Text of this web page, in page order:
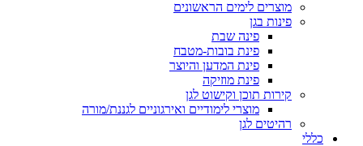
מוצרים לימים הראשונים
פינות בגן
פינה שבת
פינת בובות-מטבח
פינת המדען והיוצר
פינת מוזיקה
קירות תוכן וקישוט לגן
מוצרי לימודיים ואירגוניים לגננת/מורה
רהיטים לגן
כללי